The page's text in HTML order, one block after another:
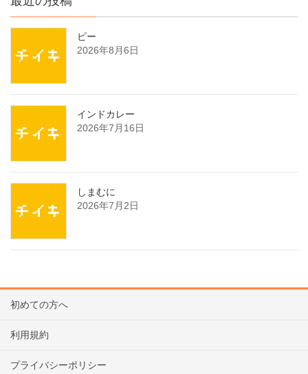
ピー
2026年8月6日
インドカレー
2026年7月16日
しまむに
2026年7月2日
初めての方へ
利用規約
プライバシーポリシー